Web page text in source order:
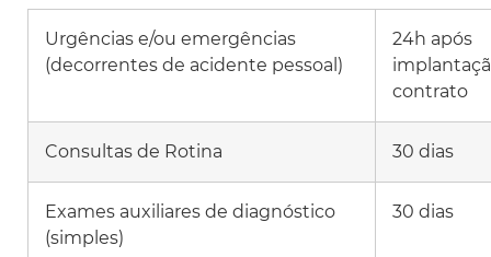
Urgências e/ou emergências
(decorrentes de acidente pessoal)
24h após
contrato
Consultas de Rotina 30 dias
Exames auxiliares de diagnóstico
(simples)
30 dias